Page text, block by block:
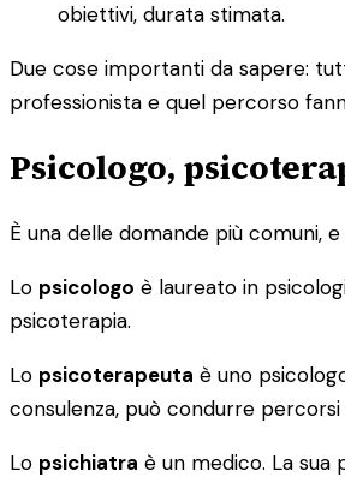
obiettivi, durata stimata.
Due cose importanti da sapere:
professionista e quel percorso
Psicologo,
È una delle domande più comuni,
Lo psicologo è laureato in
psicoterapia.
Lo psicoterapeuta è uno
consulenza, può condurre
Lo psichiatra è un medico. La